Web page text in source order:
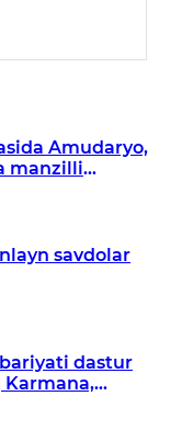
Amudaryo,
manzilli
savdolar
dastur